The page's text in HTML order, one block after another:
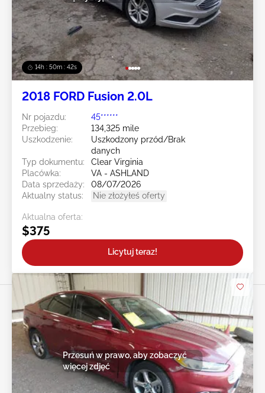
14h : 50m : 39s
2018 FORD Fusion 2.0L
Nr pojazdu:
45******
Przebieg:
134,325 mile
Uszkodzenie:
Uszkodzony przód/Brak
danych
Typ dokumentu:
Clear Virginia
Placówka:
VA - ASHLAND
Data sprzedaży:
08/07/2026
Aktualny status:
Nie złożyłeś oferty
Aktualna oferta:
$375
Licytuj teraz!
Przesuń w prawo, aby zobaczyć
więcej zdjęć